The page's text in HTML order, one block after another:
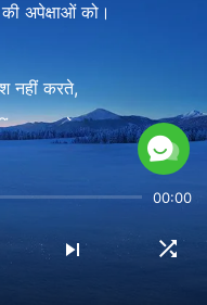
अपेक्षाओं को।
नहीं करते,
कर सकते।
नहीं करता,
करता।
इंसान।
00:00